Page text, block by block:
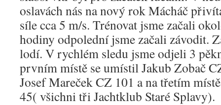
oslavách nás na nový rok Mácháč
síle cca 5 m/s. Trénovat jsme začali
hodiny odpolední jsme začali závodit.
lodí. V rychlém sledu jsme odjeli 3
prvním místě se umístil Jakub Zobač
Josef Mareček CZ 101 a na třetím
45( všichni tři Jachtklub Staré Splavy).